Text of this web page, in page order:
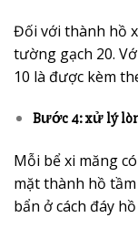
Đối với thành hồ
tường gạch 20.
10 là được kèm
Bước 4: xử lý
Mỗi bể xi măng
mặt thành hồ
bẩn ở cách đáy